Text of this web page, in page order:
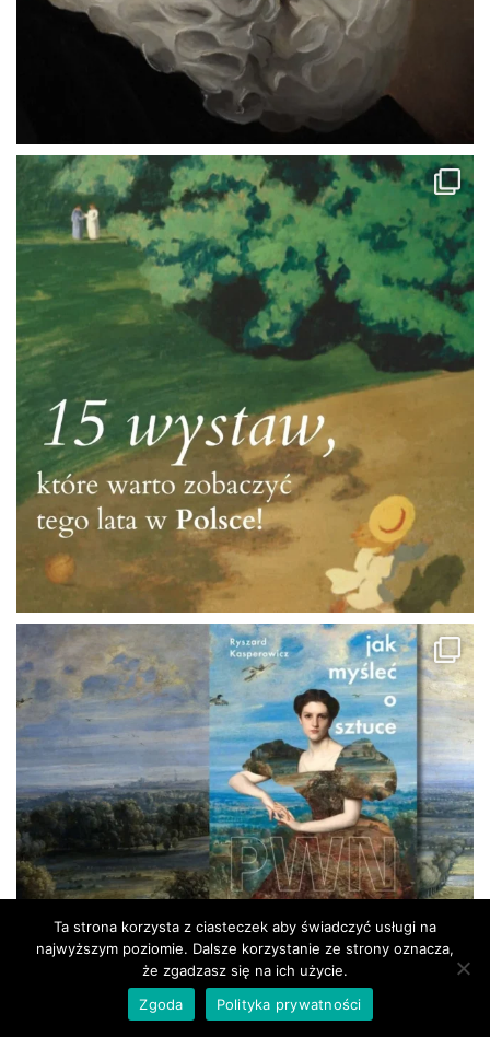
Ta strona korzysta z ciasteczek aby świadczyć usługi na
najwyższym poziomie. Dalsze korzystanie ze strony oznacza,
że zgadzasz się na ich użycie.
Zgoda
Polityka prywatności